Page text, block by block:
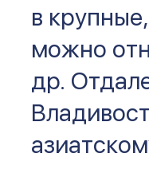
в
можно
др.